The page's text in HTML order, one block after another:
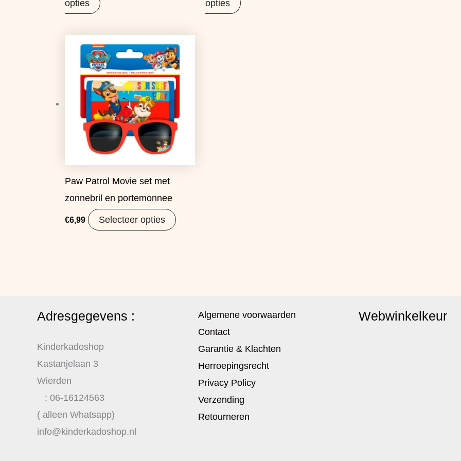
opties
opties
Paw Patrol Movie set met
zonnebril en portemonnee
€6,99 Selecteer opties
Adresgegevens :
Kinderkadoshop
Kastanjelaan 3
Wierden
: 06-16124563
( alleen Whatsapp)
info@kinderkadoshop.nl
Algemene voorwaarden
Contact
Garantie & Klachten
Herroepingsrecht
Privacy Policy
Verzending
Retourneren
Webwinkelkeur